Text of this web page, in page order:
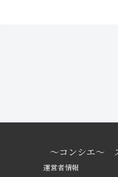
〜コンシエ〜
運営者情報